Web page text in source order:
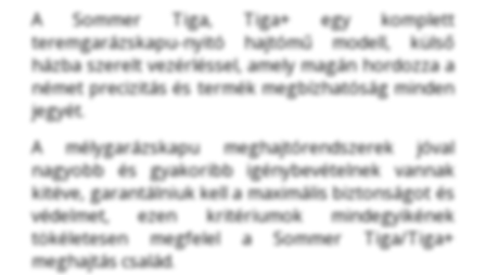
A Sommer Tiga, Tiga+ egy komplett
teremgarázskapu-nyitó hajtómű modell, külső
házba szerelt vezérléssel, amely magán hordozza a
német precizitás és termék megbízhatóság minden
jegyét.
A mélygarázskapu meghajtórendszerek jóval
nagyobb és gyakoribb igénybevételnek vannak
kitéve, garantálniuk kell a maximális biztonságot és
védelmet, ezen kritériumok mindegyikének
tökéletesen megfelel a Sommer Tiga/Tiga+
meghajtás család.